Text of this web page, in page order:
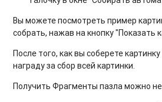
Вы можете посмотреть пример
собрать, нажав на кнопку "Показать
После того, как вы соберете
награду за сбор всей картинки.
Получить Фрагменты пазла можно